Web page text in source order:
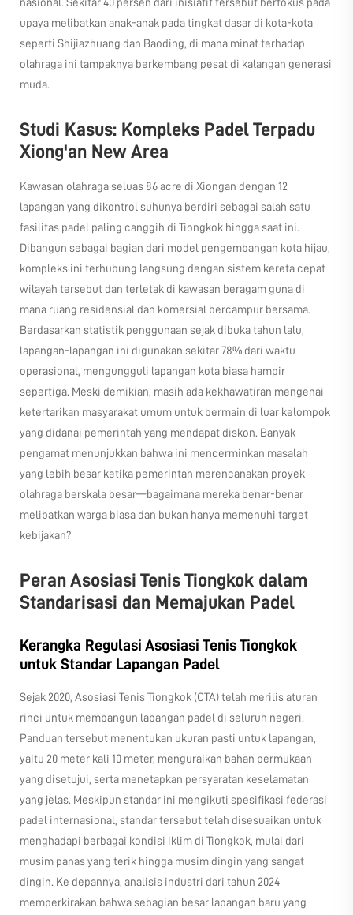
nasional. Sekitar 40 persen dari inisiatif tersebut berfokus pada
upaya melibatkan anak-anak pada tingkat dasar di kota-kota
seperti Shijiazhuang dan Baoding, di mana minat terhadap
olahraga ini tampaknya berkembang pesat di kalangan generasi
muda.
Studi Kasus: Kompleks Padel Terpadu
Xiong'an New Area
Kawasan olahraga seluas 86 acre di Xiongan dengan 12
lapangan yang dikontrol suhunya berdiri sebagai salah satu
fasilitas padel paling canggih di Tiongkok hingga saat ini.
Dibangun sebagai bagian dari model pengembangan kota hijau,
kompleks ini terhubung langsung dengan sistem kereta cepat
wilayah tersebut dan terletak di kawasan beragam guna di
mana ruang residensial dan komersial bercampur bersama.
Berdasarkan statistik penggunaan sejak dibuka tahun lalu,
lapangan-lapangan ini digunakan sekitar 78% dari waktu
operasional, mengungguli lapangan kota biasa hampir
sepertiga. Meski demikian, masih ada kekhawatiran mengenai
ketertarikan masyarakat umum untuk bermain di luar kelompok
yang didanai pemerintah yang mendapat diskon. Banyak
pengamat menunjukkan bahwa ini mencerminkan masalah
yang lebih besar ketika pemerintah merencanakan proyek
olahraga berskala besar—bagaimana mereka benar-benar
melibatkan warga biasa dan bukan hanya memenuhi target
kebijakan?
Peran Asosiasi Tenis Tiongkok dalam
Standarisasi dan Memajukan Padel
Kerangka Regulasi Asosiasi Tenis Tiongkok
untuk Standar Lapangan Padel
Sejak 2020, Asosiasi Tenis Tiongkok (CTA) telah merilis aturan
rinci untuk membangun lapangan padel di seluruh negeri.
Panduan tersebut menentukan ukuran pasti untuk lapangan,
yaitu 20 meter kali 10 meter, menguraikan bahan permukaan
yang disetujui, serta menetapkan persyaratan keselamatan
yang jelas. Meskipun standar ini mengikuti spesifikasi federasi
padel internasional, standar tersebut telah disesuaikan untuk
menghadapi berbagai kondisi iklim di Tiongkok, mulai dari
musim panas yang terik hingga musim dingin yang sangat
dingin. Ke depannya, analisis industri dari tahun 2024
memperkirakan bahwa sebagian besar lapangan baru yang